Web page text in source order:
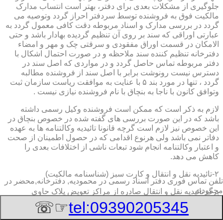
جلوگیری از مشکلات بعدی برای دفتر، بهتر است انتساب مدارک
مالکیت فوق به فروشنده توسط سردفتر احراز گردد وتوصیه می
گردد در بررسی مدارک و اسناد مربوطه دقت کافی معمول گردد به
عبارتی اوراقی که سند بر روی آن تنظیم گردیده بهادار باشد و حتی
الامکان در قسمت اوراق مفقودی و سرقتی چک و مهر و امضاء
دفترخانه تنظیم کننده سند ملاحظه و در صورت احتمال اشکال با
دفتر مربوطه تماس حاصل گردد و در مواردی که اصل سند در
دسترس نیست رونوشت برابر با اصل سند از فروشنده مطالبه
گردد ، تنها در مورد بند ۵ با عنایت به موافقت ریاست سازمان ثبت
وتوافق کانون با ناجا به بنچاق با نام فروشنده نیازی نیست .
لازم به ذکر است که ممکن است فروشنده وکیل رسمی داشته
باشد که در این صورت بررسی های گفته شده در خصوص بنچاق در
این خصوص نیز لازم است گرچه قانونا تائیدیه وکالتنامه ها به عهده
دفاتر نمی باشد ولی هرنوع اقدامی که در حصول اطمینان از صحت
و اعتبار وکالتنامه انجام شود تبعات ناشی از اختلافات بعدی را
کاهش می دهد.
۲-تائیدیه نقل و انتقال و کارت سبز (شناسنامه مالکیت)
برگ تائیدیه نقل و انتقال صادره از مراکز تعویض پلاک حاوی
مشخصات کامل خودرو اعم از نوع ، سیستم ، مدل ، رنگ ، شماره
تلفن تماس فوری دفتر اسناد رسمی در محمودیه, دفترخانه,محضر در
محمودیه
tel:09390205345
☞☏